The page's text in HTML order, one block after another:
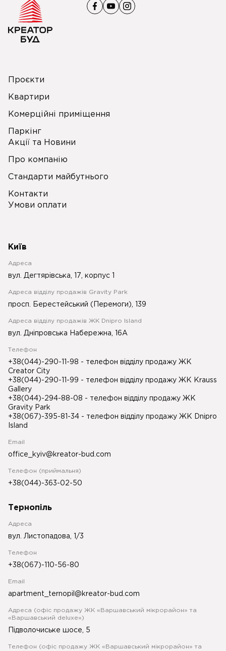
Проєкти
Квартири
Комерційні приміщення
Паркінг
Акції та Новини
Про компанію
Стандарти майбутнього
Контакти
Умови оплати
Київ
Адреса
вул. Дегтярівська, 17, корпус 1
Адреса відділу продажів Gravity Park
просп. Берестейський (Перемоги), 139
Адреса відділу продажів ЖК Dnipro Island
вул. Дніпровська Набережна, 16А
Телефон
+38(044)-290-11-98 - телефон відділу продажу ЖК
Creator City
+38(044)-290-11-99 - телефон відділу продажу ЖК Krauss
Gallery
+38(044)-294-88-08 - телефон відділу продажу ЖК
Gravity Park
+38(067)-395-81-34 - телефон відділу продажу ЖК Dnipro
Island
Email
office_kyiv@kreator-bud.com
Телефон (приймальня)
+38(044)-363-02-50
Тернопіль
Адреса
вул. Листопадова, 1/3
Телефон
+38(067)-110-56-80
Email
apartment_ternopil@kreator-bud.com
Адреса (офіс продажу ЖК «Варшавський мікрорайон» та
«Варшавський deluxe»)
Підволочиське шосе, 5
Телефон (офіс продажу ЖК «Варшавський мікрорайон» та